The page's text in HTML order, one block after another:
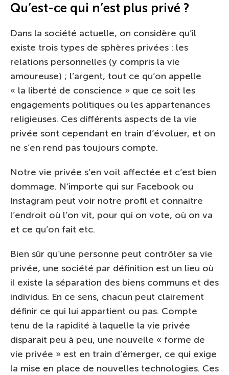
Qu’est-ce qui n’est plus privé ?
Dans la société actuelle, on considère qu’il
existe trois types de sphères privées : les
relations personnelles (y compris la vie
amoureuse) ; l’argent, tout ce qu’on appelle
« la liberté de conscience » que ce soit les
engagements politiques ou les appartenances
religieuses. Ces différents aspects de la vie
privée sont cependant en train d’évoluer, et on
ne s’en rend pas toujours compte.
Notre vie privée s’en voit affectée et c’est bien
dommage. N’importe qui sur Facebook ou
Instagram peut voir notre profil et connaitre
l’endroit où l’on vit, pour qui on vote, où on va
et ce qu’on fait etc.
Bien sûr qu’une personne peut contrôler sa vie
privée, une société par définition est un lieu où
il existe la séparation des biens communs et des
individus. En ce sens, chacun peut clairement
définir ce qui lui appartient ou pas. Compte
tenu de la rapidité à laquelle la vie privée
disparait peu à peu, une nouvelle « forme de
vie privée » est en train d’émerger, ce qui exige
la mise en place de nouvelles technologies. Ces